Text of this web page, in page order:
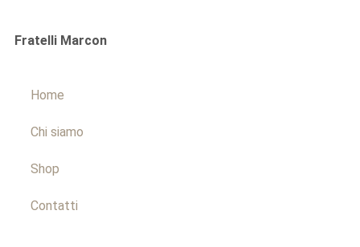
Fratelli Marcon
Home
Chi siamo
Shop
Contatti